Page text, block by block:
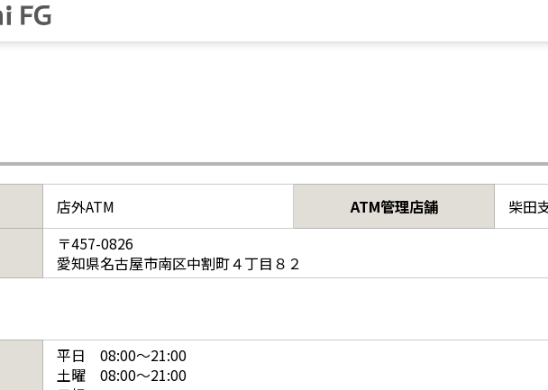
店外ATM ATM管理店舗 柴田
〒457-0826
愛知県名古屋市南区中割町４丁目８２
平日 08:00～21:00
土曜 08:00～21:00